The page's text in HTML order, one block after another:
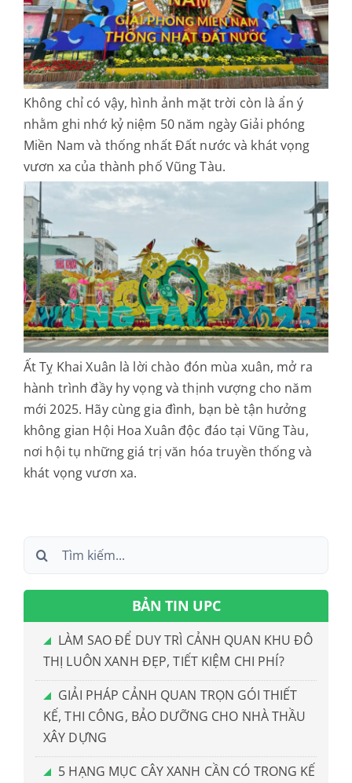
Không chỉ có vậy, hình ảnh mặt trời còn là ẩn ý
nhằm ghi nhớ kỷ niệm 50 năm ngày Giải phóng
Miền Nam và thống nhất Đất nước và khát vọng
vươn xa của thành phố Vũng Tàu.
Ất Tỵ Khai Xuân là lời chào đón mùa xuân, mở ra
hành trình đầy hy vọng và thịnh vượng cho năm
mới 2025. Hãy cùng gia đình, bạn bè tận hưởng
không gian Hội Hoa Xuân độc đáo tại Vũng Tàu,
nơi hội tụ những giá trị văn hóa truyền thống và
khát vọng vươn xa.
Search
BẢN TIN UPC
LÀM SAO ĐỂ DUY TRÌ CẢNH QUAN KHU ĐÔ
THỊ LUÔN XANH ĐẸP, TIẾT KIỆM CHI PHÍ?
GIẢI PHÁP CẢNH QUAN TRỌN GÓI THIẾT
KẾ, THI CÔNG, BẢO DƯỠNG CHO NHÀ THẦU
XÂY DỰNG
5 HẠNG MỤC CÂY XANH CẦN CÓ TRONG KẾ